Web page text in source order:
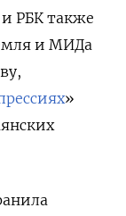
РБК также
и МИДа
»